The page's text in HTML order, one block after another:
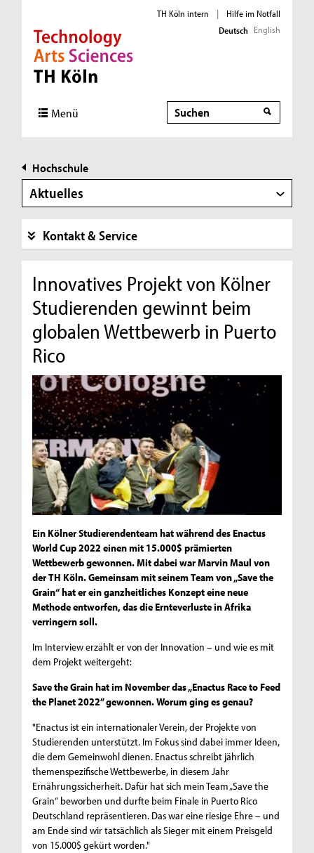
Direkt zur Hauptnavigation
Direkt zur Subnavigation
Direkt zum Inhalt
Direkt zum Fußbereich
TH Köln intern |
Hilfe im Notfall
Deutsch English
Menü Suche
Hochschule
Aktuelles
Kontakt & Service
Innovatives Projekt von Kölner
Studierenden gewinnt beim
globalen Wettbewerb in Puerto
Rico
Ein Kölner Studierendenteam hat während des Enactus
World Cup 2022 einen mit 15.000$ prämierten
Wettbewerb gewonnen. Mit dabei war Marvin Maul von
der TH Köln. Gemeinsam mit seinem Team von „Save the
Grain“ hat er ein ganzheitliches Konzept eine neue
Methode entworfen, das die Ernteverluste in Afrika
verringern soll.
Im Interview erzählt er von der Innovation – und wie es mit
dem Projekt weitergeht:
Save the Grain hat im November das „Enactus Race to Feed
the Planet 2022” gewonnen. Worum ging es genau?
"Enactus ist ein internationaler Verein, der Projekte von
Studierenden unterstützt. Im Fokus sind dabei immer Ideen,
die dem Gemeinwohl dienen. Enactus schreibt jährlich
themenspezifische Wettbewerbe, in diesem Jahr
Ernährungssicherheit. Dafür hat sich mein Team „Save the
Grain“ beworben und durfte beim Finale in Puerto Rico
Deutschland repräsentieren. Das war eine riesige Ehre – und
am Ende sind wir tatsächlich als Sieger mit einem Preisgeld
von 15.000$ gekürt worden."